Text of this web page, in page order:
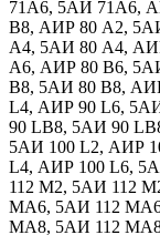
71A6, 5АИ 71A6,
B8, АИР 80 A2, 5
A4, 5АИ 80 A4,
A6, АИР 80 B6, 5
B8, 5АИ 80 B8,
L4, АИР 90 L6,
90 LB8, 5АИ 90 LB
5АИ 100 L2, АИР
L4, АИР 100 L6,
112 M2, 5АИ 112
MA6, 5АИ 112
MA8, 5АИ 112